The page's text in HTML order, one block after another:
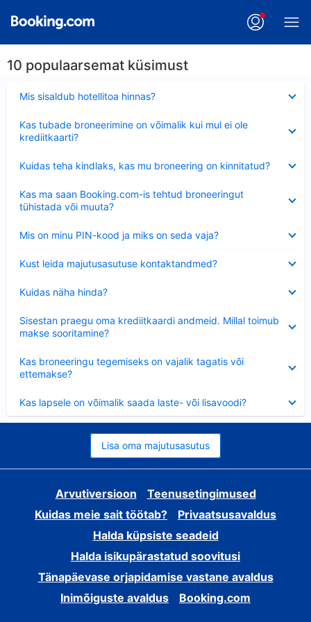
10 populaarsemat küsimust
Mis sisaldub hotellitoa hinnas?
Kas tubade broneerimine on võimalik kui mul ei ole
krediitkaarti?
Kuidas teha kindlaks, kas mu broneering on kinnitatud?
Kas ma saan Booking.com-is tehtud broneeringut
tühistada või muuta?
Mis on minu PIN-kood ja miks on seda vaja?
Kust leida majutusasutuse kontaktandmed?
Kuidas näha hinda?
Sisestan praegu oma krediitkaardi andmeid. Millal toimub
makse sooritamine?
Kas broneeringu tegemiseks on vajalik tagatis või
ettemakse?
Kas lapsele on võimalik saada laste- või lisavoodi?
Lisa oma majutusasutus
Arvutiversioon
Teenusetingimused
Kuidas meie sait töötab?
Privaatsusavaldus
Halda küpsiste seadeid
Halda isikupärastatud soovitusi
Tänapäevase orjapidamise vastane avaldus
Inimõiguste avaldus
Booking.com